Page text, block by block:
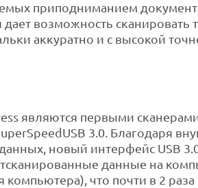
приподниманием
возможность сканировать
аккуратно и с высокой
являются первыми
3.0. Благодаря
новый интерфейс USB
данные на
что почти в 2